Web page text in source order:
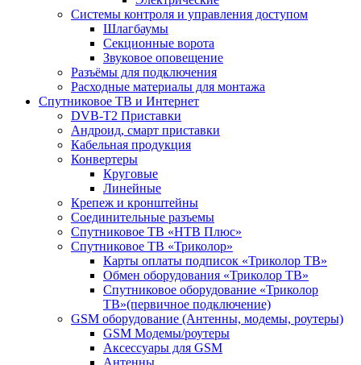
Системы контроля и управления доступом
Шлагбаумы
Секционные ворота
Звуковое оповещение
Разъёмы для подключения
Расходные материалы для монтажа
Спутниковое ТВ и Интернет
DVB-Т2 Приставки
Андроид, смарт приставки
Кабельная продукция
Конвертеры
Круговые
Линейные
Крепеж и кронштейны
Соединительные разъемы
Спутниковое ТВ «НТВ Плюс»
Спутниковое ТВ «Триколор»
Карты оплаты подписок «Триколор ТВ»
Обмен оборудования «Триколор ТВ»
Спутниковое оборудование «Триколор
ТВ»(первичное подключение)
GSM оборудование (Антенны, модемы, роутеры)
GSM Модемы/роутеры
Аксессуары для GSM
Антенны